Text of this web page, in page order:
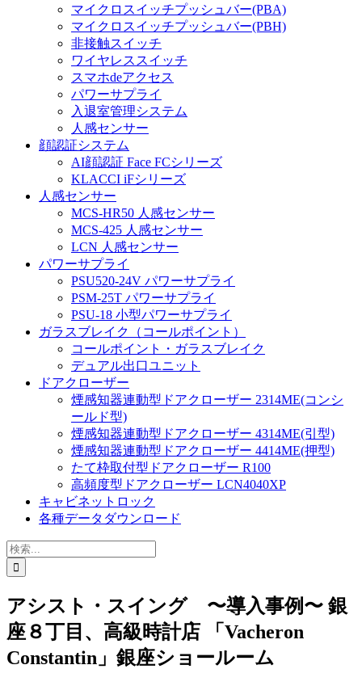
マイクロスイッチプッシュバー(PBA)
マイクロスイッチプッシュバー(PBH)
非接触スイッチ
ワイヤレススイッチ
スマホdeアクセス
パワーサプライ
入退室管理システム
人感センサー
顔認証システム
AI顔認証 Face FCシリーズ
KLACCI iFシリーズ
人感センサー
MCS-HR50 人感センサー
MCS-425 人感センサー
LCN 人感センサー
パワーサプライ
PSU520-24V パワーサプライ
PSM-25T パワーサプライ
PSU-18 小型パワーサプライ
ガラスブレイク（コールポイント）
コールポイント・ガラスブレイク
デュアル出口ユニット
ドアクローザー
煙感知器連動型ドアクローザー 2314ME(コンシ
ールド型)
煙感知器連動型ドアクローザー 4314ME(引型)
煙感知器連動型ドアクローザー 4414ME(押型)
たて枠取付型ドアクローザー R100
高頻度型ドアクローザー LCN4040XP
キャビネットロック
各種データダウンロード
検
索
…
アシスト・スイング 〜導入事例〜 銀
座８丁目、高級時計店 「Vacheron
Constantin」銀座ショールーム